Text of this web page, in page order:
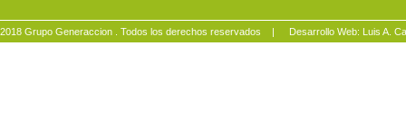
2018 Grupo Generaccion . Todos los derechos reservados | Desarrollo Web: Luis